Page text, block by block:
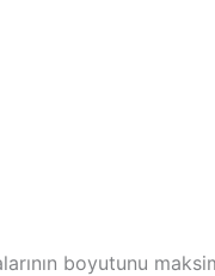
boyutunu